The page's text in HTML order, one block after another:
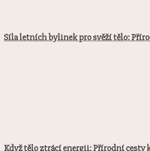
Síla letních bylinek pro svěží tělo:
Když tělo ztrácí energii: Přírodní cesty